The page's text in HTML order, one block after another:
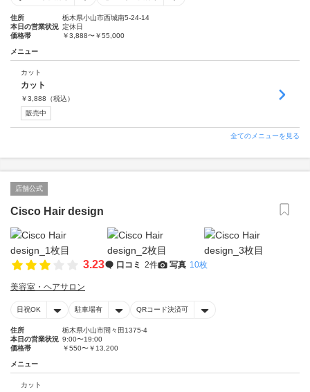
住所
栃木県小山市西城南5-24-14
本日の営業状況 定休日
価格帯
￥3,888〜￥55,000
メニュー
カット
カット
￥3,888 （税込）
販売中
全てのメニューを見る
店舗公式
Cisco Hair design
3.23 口コミ 2件 写真 10枚
美容室・ヘアサロン
日祝OK 駐車場有 QRコード決済可
住所
栃木県小山市間々田1375-4
本日の営業状況 9:00〜19:00
価格帯
￥550〜￥13,200
メニュー
カット